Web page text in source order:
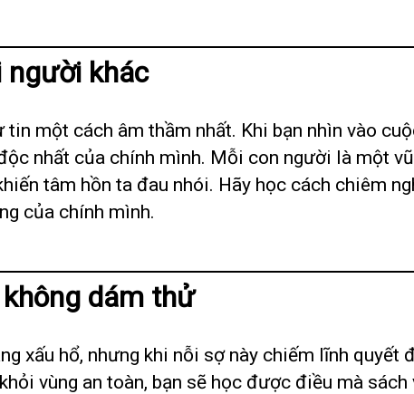
người khác
một cách âm thầm nhất. Khi bạn nhìn vào
nhất của chính mình. Mỗi con người là một
tâm hồn ta đau nhói. Hãy học cách chiêm
của chính mình.
dám thử
xấu hổ, nhưng khi nỗi sợ này chiếm lĩnh quyết
vùng an toàn, bạn sẽ học được điều mà